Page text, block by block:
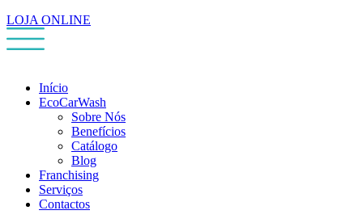
LOJA ONLINE
Início
EcoCarWash
Sobre Nós
Benefícios
Catálogo
Blog
Franchising
Serviços
Contactos